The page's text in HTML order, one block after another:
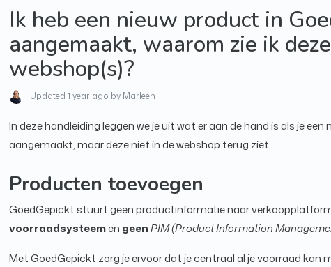
Ik heb een nieuw product in
aangemaakt, waarom zie ik
webshop(s)?
Updated 1 year ago by Marleen
In deze handleiding leggen we je uit wat er aan de hand is als je
aangemaakt, maar deze niet in de webshop terug ziet.
Producten toevoegen
GoedGepickt stuurt geen productinformatie naar
voorraadsysteemen geenPIM (Product Information
Met GoedGepickt zorg je ervoor dat je centraal al je voorraad kan